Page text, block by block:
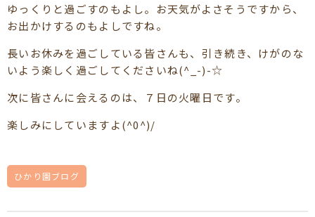
ゆっくりと過ごすのもよし。お天気がよさそうですから、
お出かけするのもよしですね。
長いお休みを過ごしている皆さんも、引き続き、けがのな
いよう楽しく過ごしてくださいね(^_-)-☆
次に皆さんに会えるのは、７日の火曜日です。
楽しみにしていますよ(^0^)/
ひかり園ブログ